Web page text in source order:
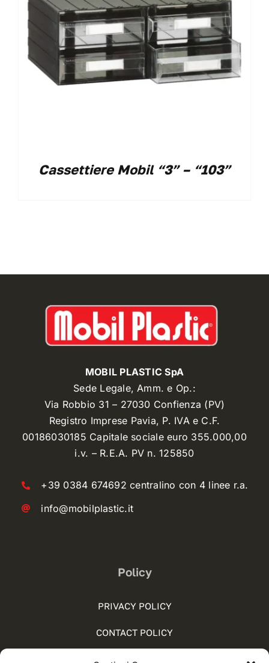
Cassettiere Mobil “3” – “103”
MOBIL PLASTIC SpA
Sede Legale, Amm. e Op.:
Via Robbio 31 – 27030 Confienza (PV)
Registro Imprese Pavia, P. IVA e C.F.
00186030185 Capitale sociale euro 355.000,00
i.v. – R.E.A. PV n. 125850
+39 0384 674692 centralino con 4 linee r.a.
info@mobilplastic.it
Policy
PRIVACY POLICY
CONTACT POLICY
COOKIE POLICY (UE)